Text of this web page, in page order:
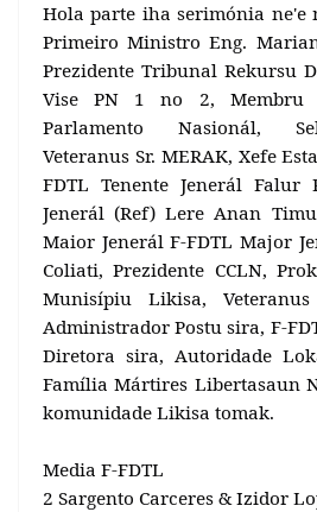
Hola parte iha serimónia ne'e
Primeiro Ministro Eng.
Prezidente Tribunal Rekursu
Vise PN 1 no 2, Membru
Parlamento Nasionál,
Veteranus Sr. MERAK, Xefe
FDTL Tenente Jenerál Falur
Jenerál (Ref) Lere Anan
Maior Jenerál F-FDTL Major
Coliati, Prezidente CCLN,
Munisípiu Likisa,
Administrador Postu sira, F-
Diretora sira, Autoridade
Família Mártires Libertasaun
komunidade Likisa tomak.
Media F-FDTL
2 Sargento Carceres & Izidor